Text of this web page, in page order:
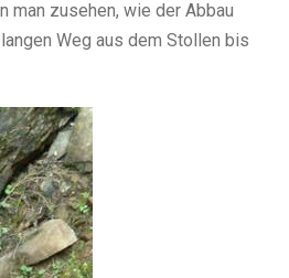
man zusehen, wie der Abbau
Weg aus dem Stollen bis